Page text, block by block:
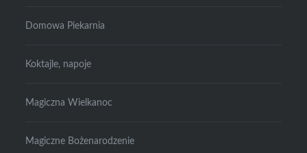
Domowa Piekarnia
Koktajle, napoje
Magiczna Wielkanoc
Magiczne Bożenarodzenie